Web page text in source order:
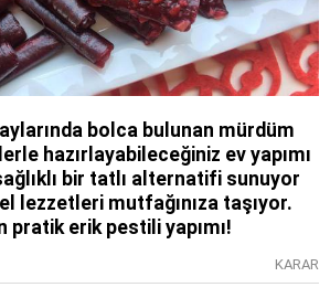
bolca bulunan mürdüm
hazırlayabileceğiniz ev yapımı
bir tatlı alternatifi sunuyor
lezzetleri mutfağınıza taşıyor.
pratik erik pestili yapımı!
KARAR